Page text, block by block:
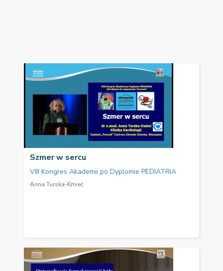
Szmer w sercu
VIII Kongres Akademii po Dyplomie PEDIATRIA
Anna Turska-Kmieć